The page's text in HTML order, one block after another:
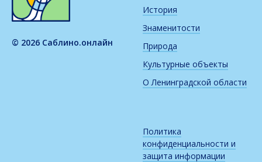
© 2026 Саблино.онлайн
История
Знаменитости
Природа
Культурные объекты
О Ленинградской области
Политика
конфиденциальности и
защита информации